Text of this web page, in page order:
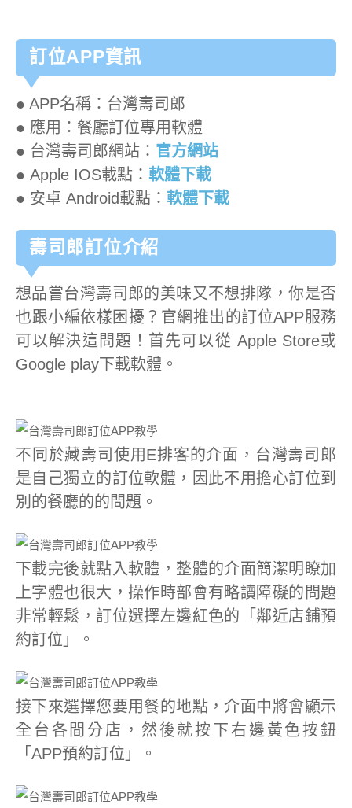
訂位APP資訊
● APP名稱：台灣壽司郎
● 應用：餐廳訂位專用軟體
● 台灣壽司郎網站： 官方網站
● Apple IOS載點： 軟體下載
● 安卓 Android載點： 軟體下載
壽司郎訂位介紹
想品嘗台灣壽司郎的美味又不想排隊，你是否
也跟小編依樣困擾？官網推出的訂位APP服務
可以解決這問題！首先可以從 Apple Store或
Google play下載軟體。
不同於藏壽司使用E排客的介面，台灣壽司郎
是自己獨立的訂位軟體，因此不用擔心訂位到
別的餐廳的的問題。
下載完後就點入軟體，整體的介面簡潔明瞭加
上字體也很大，操作時部會有略讀障礙的問題
非常輕鬆，訂位選擇左邊紅色的「鄰近店鋪預
約訂位」。
接下來選擇您要用餐的地點，介面中將會顯示
全台各間分店，然後就按下右邊黃色按鈕
「APP預約訂位」。